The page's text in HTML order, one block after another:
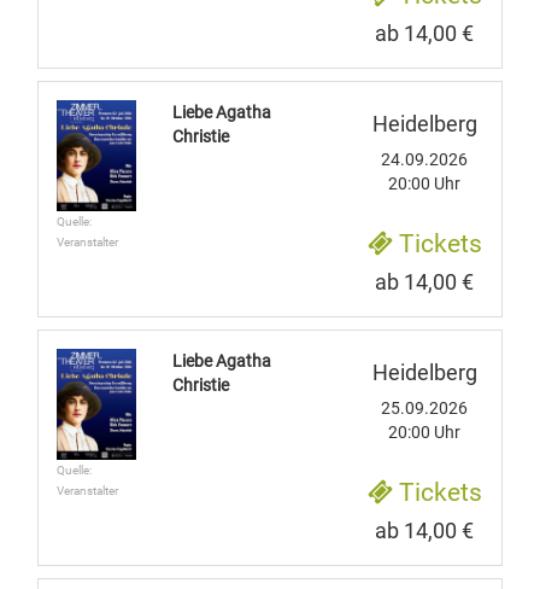
ab 14,00 €
Quelle:
Veranstalter
Liebe Agatha
Christie
Heidelberg
24.09.2026
20:00 Uhr
Tickets
ab 14,00 €
Quelle:
Veranstalter
Liebe Agatha
Christie
Heidelberg
25.09.2026
20:00 Uhr
Tickets
ab 14,00 €